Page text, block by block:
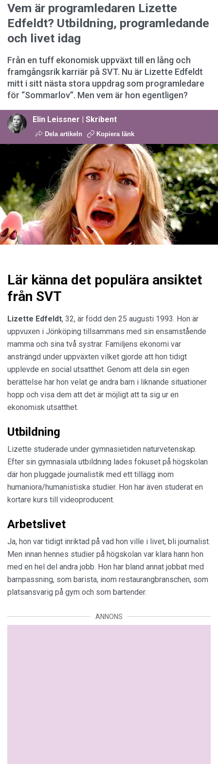
Vem är programledaren Lizette
Edfeldt? Utbildning, programledande
och livet idag
Från en tuff ekonomisk uppväxt till en lång och
framgångsrik karriär på SVT. Nu är Lizette Edfeldt
mitt i sitt nästa stora uppdrag som programledare
för “Sommarlov”. Men vem är hon egentligen?
Elin Leissner | Skribent
Dela artikeln Kopiera länk
Lär känna det populära ansiktet
från SVT
Lizette Edfeldt, 32, är född den 25 augusti 1993. Hon är
uppvuxen i Jönköping tillsammans med sin ensamstående
mamma och sina två systrar. Familjens ekonomi var
ansträngd under uppväxten vilket gjorde att hon tidigt
upplevde en social utsatthet. Genom att dela sin egen
berättelse har hon velat ge andra barn i liknande situationer
hopp och visa dem att det är möjligt att ta sig ur en
ekonomisk utsatthet.
Utbildning
Lizette studerade under gymnasietiden naturvetenskap.
Efter sin gymnasiala utbildning lades fokuset på högskolan
där hon pluggade journalistik med ett tillägg inom
humaniora/humanistiska studier. Hon har även studerat en
kortare kurs till videoproducent.
Arbetslivet
Ja, hon var tidigt inriktad på vad hon ville i livet, bli journalist.
Men innan hennes studier på högskolan var klara hann hon
med en hel del andra jobb. Hon har bland annat jobbat med
barnpassning, som barista, inom restaurangbranschen, som
platsansvarig på gym och som bartender.
ANNONS